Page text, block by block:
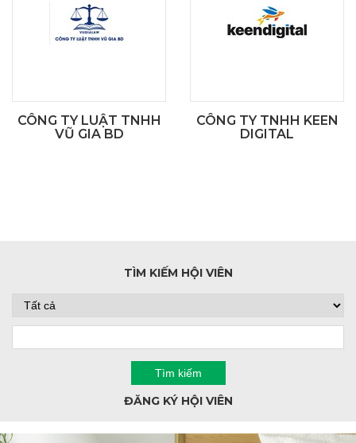
CÔNG TY LUẬT TNHH
VŨ GIA BD
CÔNG TY TNHH KEEN
DIGITAL
TÌM KIẾM HỘI VIÊN
ĐĂNG KÝ HỘI VIÊN